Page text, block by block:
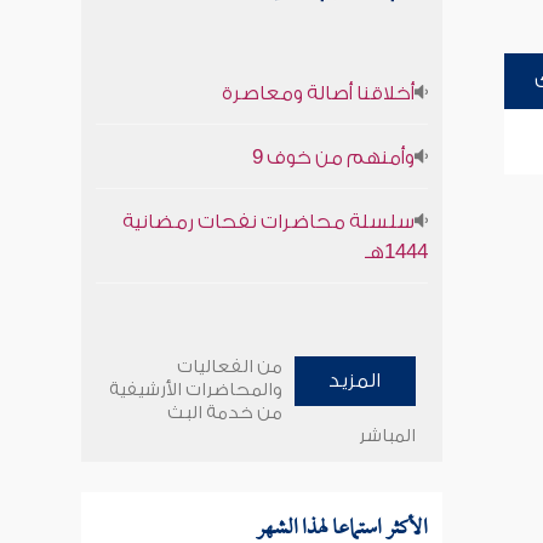
أخلاقنا أصالة ومعاصرة
وأمنهم من خوف 9
سلسلة محاضرات نفحات رمضانية
1444هـ
المزيد
من الفعاليات
والمحاضرات الأرشيفية
من خدمة البث
المباشر
الأكثر استماعا لهذا الشهر